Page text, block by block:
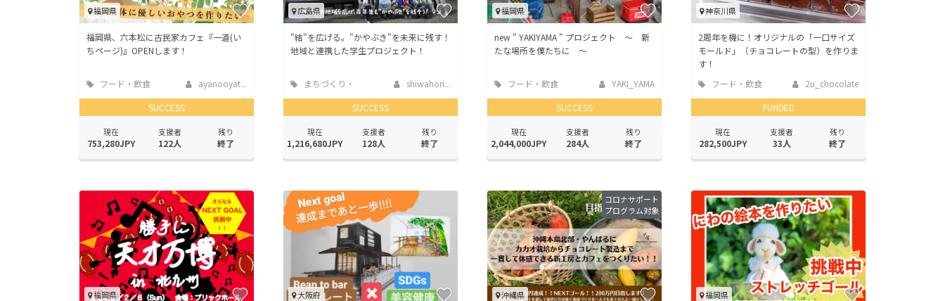
福岡県
福岡県、六本松に古民家カフェ『一道(い
ちページ)』OPENします！
フード・飲食
店
ayanooyat...
SUCCESS
現在
753,280JPY
支援者
122人
残り
終了
広島県
"結"を広げる。"かやぶき"を未来に残す！
地域と連携した学生プロジェクト！
まちづくり・
地域活性化
shiwahori...
SUCCESS
現在
1,216,680JPY
支援者
128人
残り
終了
福岡県
new " YAKIYAMA " プロジェクト ～ 新
たな場所を僕たちに ～
フード・飲食
店
YAKI_YAMA
SUCCESS
現在
2,044,000JPY
支援者
284人
残り
終了
神奈川県
2周年を機に！オリジナルの「一口サイズ
モールド」（チョコレートの型）を作りま
す！
フード・飲食
店
2u_chocolate
FUNDED
現在
282,500JPY
支援者
33人
残り
終了
福岡県 大阪府
コロナサポート
プログラム対象
沖縄県 福岡県